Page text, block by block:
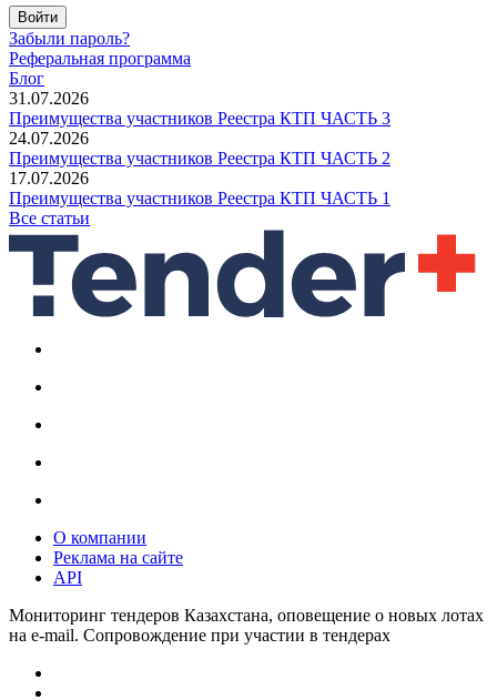
Войти
Забыли пароль?
Реферальная программа
Блог
31.07.2026
Преимущества участников Реестра КТП ЧАСТЬ 3
24.07.2026
Преимущества участников Реестра КТП ЧАСТЬ 2
17.07.2026
Преимущества участников Реестра КТП ЧАСТЬ 1
Все статьи
О компании
Реклама на сайте
API
Мониторинг тендеров Казахстана, оповещение о новых лотах
на e-mail. Сопровождение при участии в тендерах